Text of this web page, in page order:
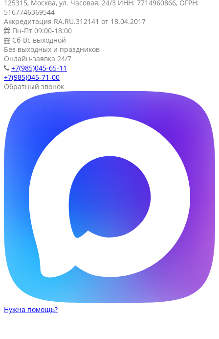
125315, Москва, ул. Часовая, 24/3 ИНН: 7714960866, ОГРН:
5167746369544
Аккредитация RA.RU.312141 от 18.04.2017
Пн-Пт 09:00-18:00
Сб-Вс выходной
Без выходных и праздников
Онлайн-заявка 24/7
+7(985)045-65-11
+7(985)045-71-00
Обратный звонок
Нужна помощь?